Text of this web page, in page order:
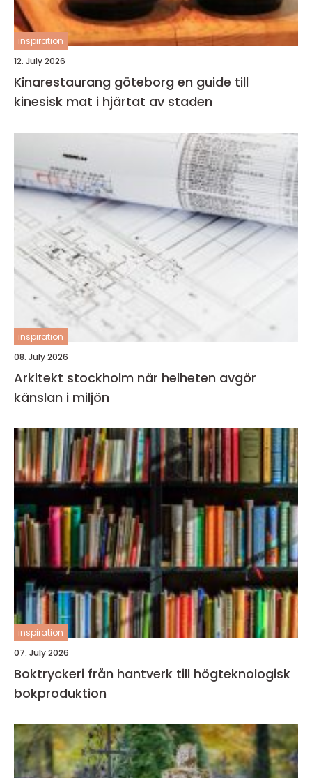
inspiration
12. July 2026
Kinarestaurang göteborg en guide till
kinesisk mat i hjärtat av staden
inspiration
08. July 2026
Arkitekt stockholm när helheten avgör
känslan i miljön
inspiration
07. July 2026
Boktryckeri från hantverk till högteknologisk
bokproduktion